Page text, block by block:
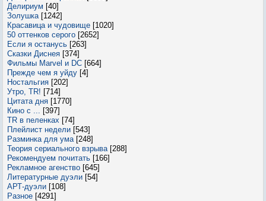
Делириум [40]
Золушка [1242]
Красавица и чудовище [1020]
50 оттенков серого [2652]
Если я останусь [263]
Сказки Диснея [374]
Фильмы Marvel и DC [664]
Прежде чем я уйду [4]
Ностальгия [202]
Утро, TR! [714]
Цитата дня [1770]
Кино с ... [397]
TR в пеленках [74]
Плейлист недели [543]
Разминка для ума [248]
Теория сериального взрыва [288]
Рекомендуем почитать [166]
Рекламное агенство [645]
Литературные дуэли [54]
АРТ-дуэли [108]
Разное [4291]